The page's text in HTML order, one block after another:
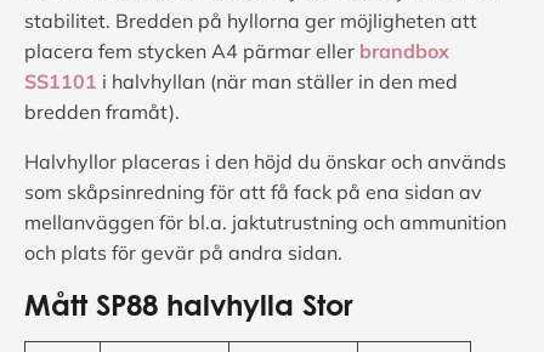
stabilitet. Bredden på hyllorna ger möjligheten att
placera fem stycken A4 pärmar eller brandbox
SS1101 i halvhyllan (när man ställer in den med
bredden framåt).
Halvhyllor placeras i den höjd du önskar och används
som skåpsinredning för att få fack på ena sidan av
mellanväggen för bl.a. jaktutrustning och ammunition
och plats för gevär på andra sidan.
Mått SP88 halvhylla Stor